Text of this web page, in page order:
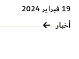
19 فبراير 2024
أخبار